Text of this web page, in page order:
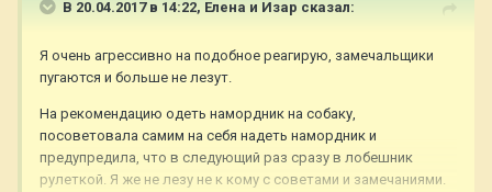
В 20.04.2017 в 14:22, Елена и Изар сказал:
Я очень агрессивно на подобное реагирую, замечальщики
пугаются и больше не лезут.
На рекомендацию одеть намордник на собаку,
посоветовала самим на себя надеть намордник и
предупредила, что в следующий раз сразу в лобешник
рулеткой. Я же не лезу не к кому с советами и замечаниями.